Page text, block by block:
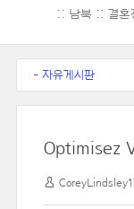
:: 남북 :: 결혼
- 자유게시판